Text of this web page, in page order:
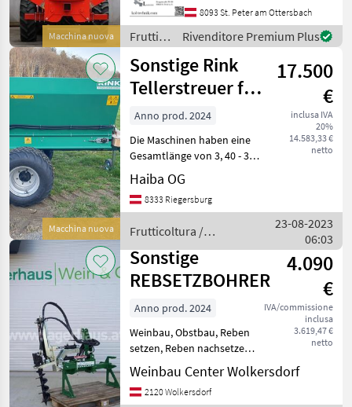
Macchina nuova
Rahmenwinkel: 30° -
Arbeitsbereich (pro Seite):
1.400 mm
8093 St. Peter am Ottersbach
Frutticoltura
/
Sonstige
Rivenditore Premium Plus
Macchina nuova
Sonstige Rink
Tellerstreuer für
Obstplantagen
17.500
€
inclusa IVA
20%
14.583,33 €
netto
Anno prod. 2024
Die Maschinen haben eine
Gesamtlänge von 3, 40 - 3,
80 m, eine Gesamtbreite
von 1, 30 - 1, 75 m und eine
Gesamthöhe von 1, 55 - 1,
beträgt 1, 20 -
Haiba OG
8333 Riegersburg
Frutticoltura /
Sonstige
23-08-2023
06:03
Sonstige
REBSETZBOHRER
4.090
€
IVA/commissione
inclusa
3.619,47 €
netto
Anno prod. 2024
Weinbau, Obstbau, Reben
setzen, Reben nachsetzen,
Optimal zum Nachsetzen
von Reben Bauer
Rebsetzbohrer Rb 150 FDAS
Weinbau Center Wolkersdorf
2120 Wolkersdorf